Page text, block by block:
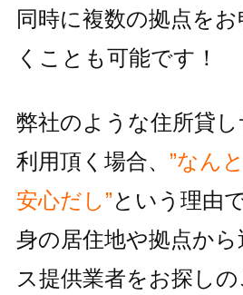
同時に複数の拠点を
くことも可能です！
弊社のような住所貸
利用頂く場合、 ”なん
安心だし”という理由
身の居住地や拠点か
ス提供業者をお探し